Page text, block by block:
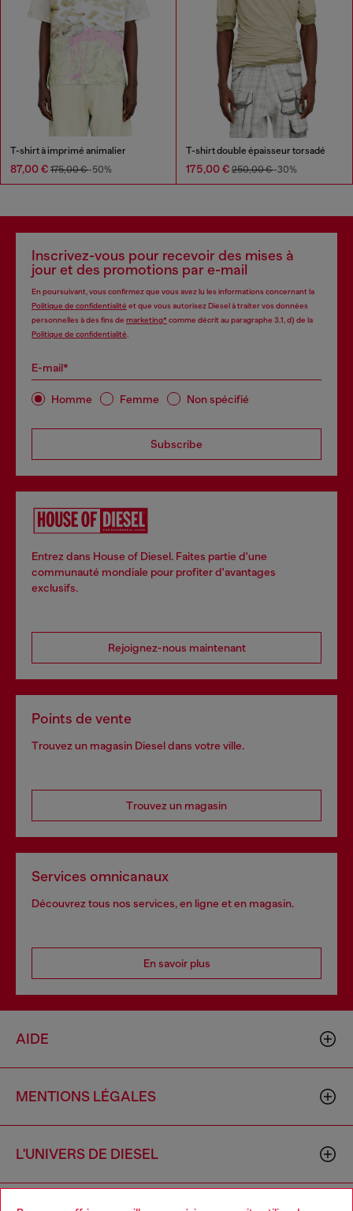
T-shirt à imprimé animalier
87,00 € 175,00 €-50%
T-shirt double épaisseur torsadé
175,00 € 250,00 €-30%
Inscrivez-vous pour recevoir des mises à
jour et des promotions par e-mail
En poursuivant, vous confirmez que vous avez lu les informations concernant la
Politique de confidentialité et que vous autorisez Diesel à traiter vos données
personnelles à des fins de marketing*comme décrit au paragraphe 3.1, d) de la
Politique de confidentialité
E-mail*
Homme Femme Non spécifié
Subscribe
Entrez dans House of Diesel. Faites partie d'une
communauté mondiale pour profiter d'avantages
exclusifs.
Rejoignez-nous maintenant
Points de vente
Trouvez un magasin Diesel dans votre ville.
Trouvez un magasin
Services omnicanaux
Découvrez tous nos services, en ligne et en magasin.
En savoir plus
AIDE
MENTIONS LÉGALES
L'UNIVERS DE DIESEL